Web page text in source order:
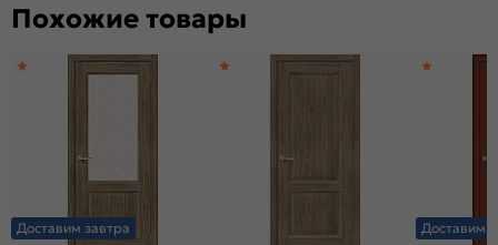
Похожие товары
Доставим завтра Доставим